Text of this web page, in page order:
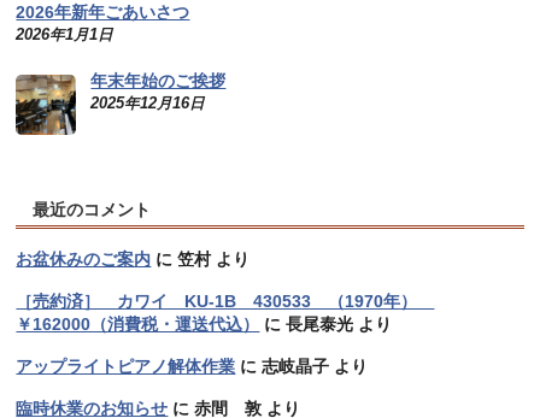
2026年新年ごあいさつ
2026年1月1日
年末年始のご挨拶
2025年12月16日
最近のコメント
お盆休みのご案内 に笠村より
［売約済］ カワイ KU-1B 430533 （1970年）
￥162000（消費税・運送代込）
に長尾泰光 より
アップライトピアノ解体作業 に志岐晶子 より
臨時休業のお知らせ に赤間 敦 より